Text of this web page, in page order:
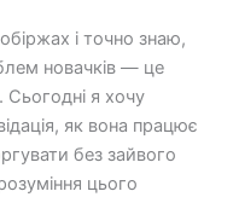
і точно знаю,
новачків — це
. Сьогодні я хочу
як вона працює
без зайвого
цього